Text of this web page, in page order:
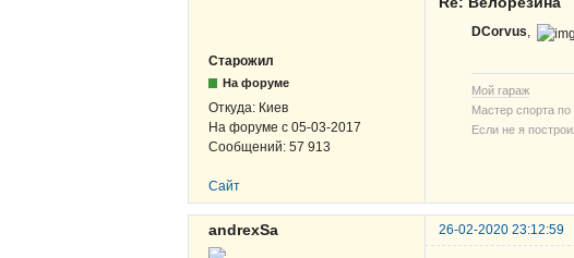
Старожил
На форуме
Откуда: Киев
На форуме с 05-03-2017
Сообщений: 57 913
DCorvus,
Мой гараж
Мастер спорта
Если не я
Сайт
andrexSa 26-02-2020 23:12:59